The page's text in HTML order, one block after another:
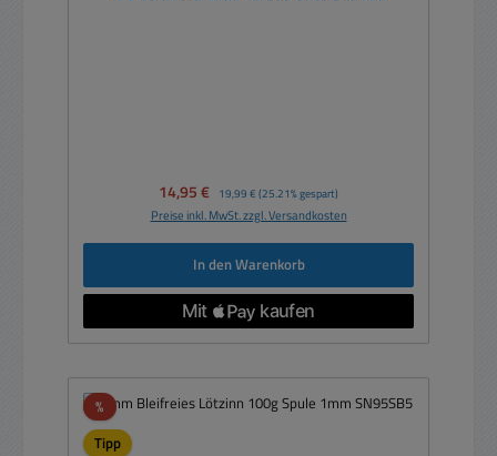
Verkaufspreis:
14,95 € Regulärer Preis:
19,99 € (25.21% gespart)
Preise inkl. MwSt. zzgl. Versandkosten
In den Warenkorb
%Rabatt
Tipp